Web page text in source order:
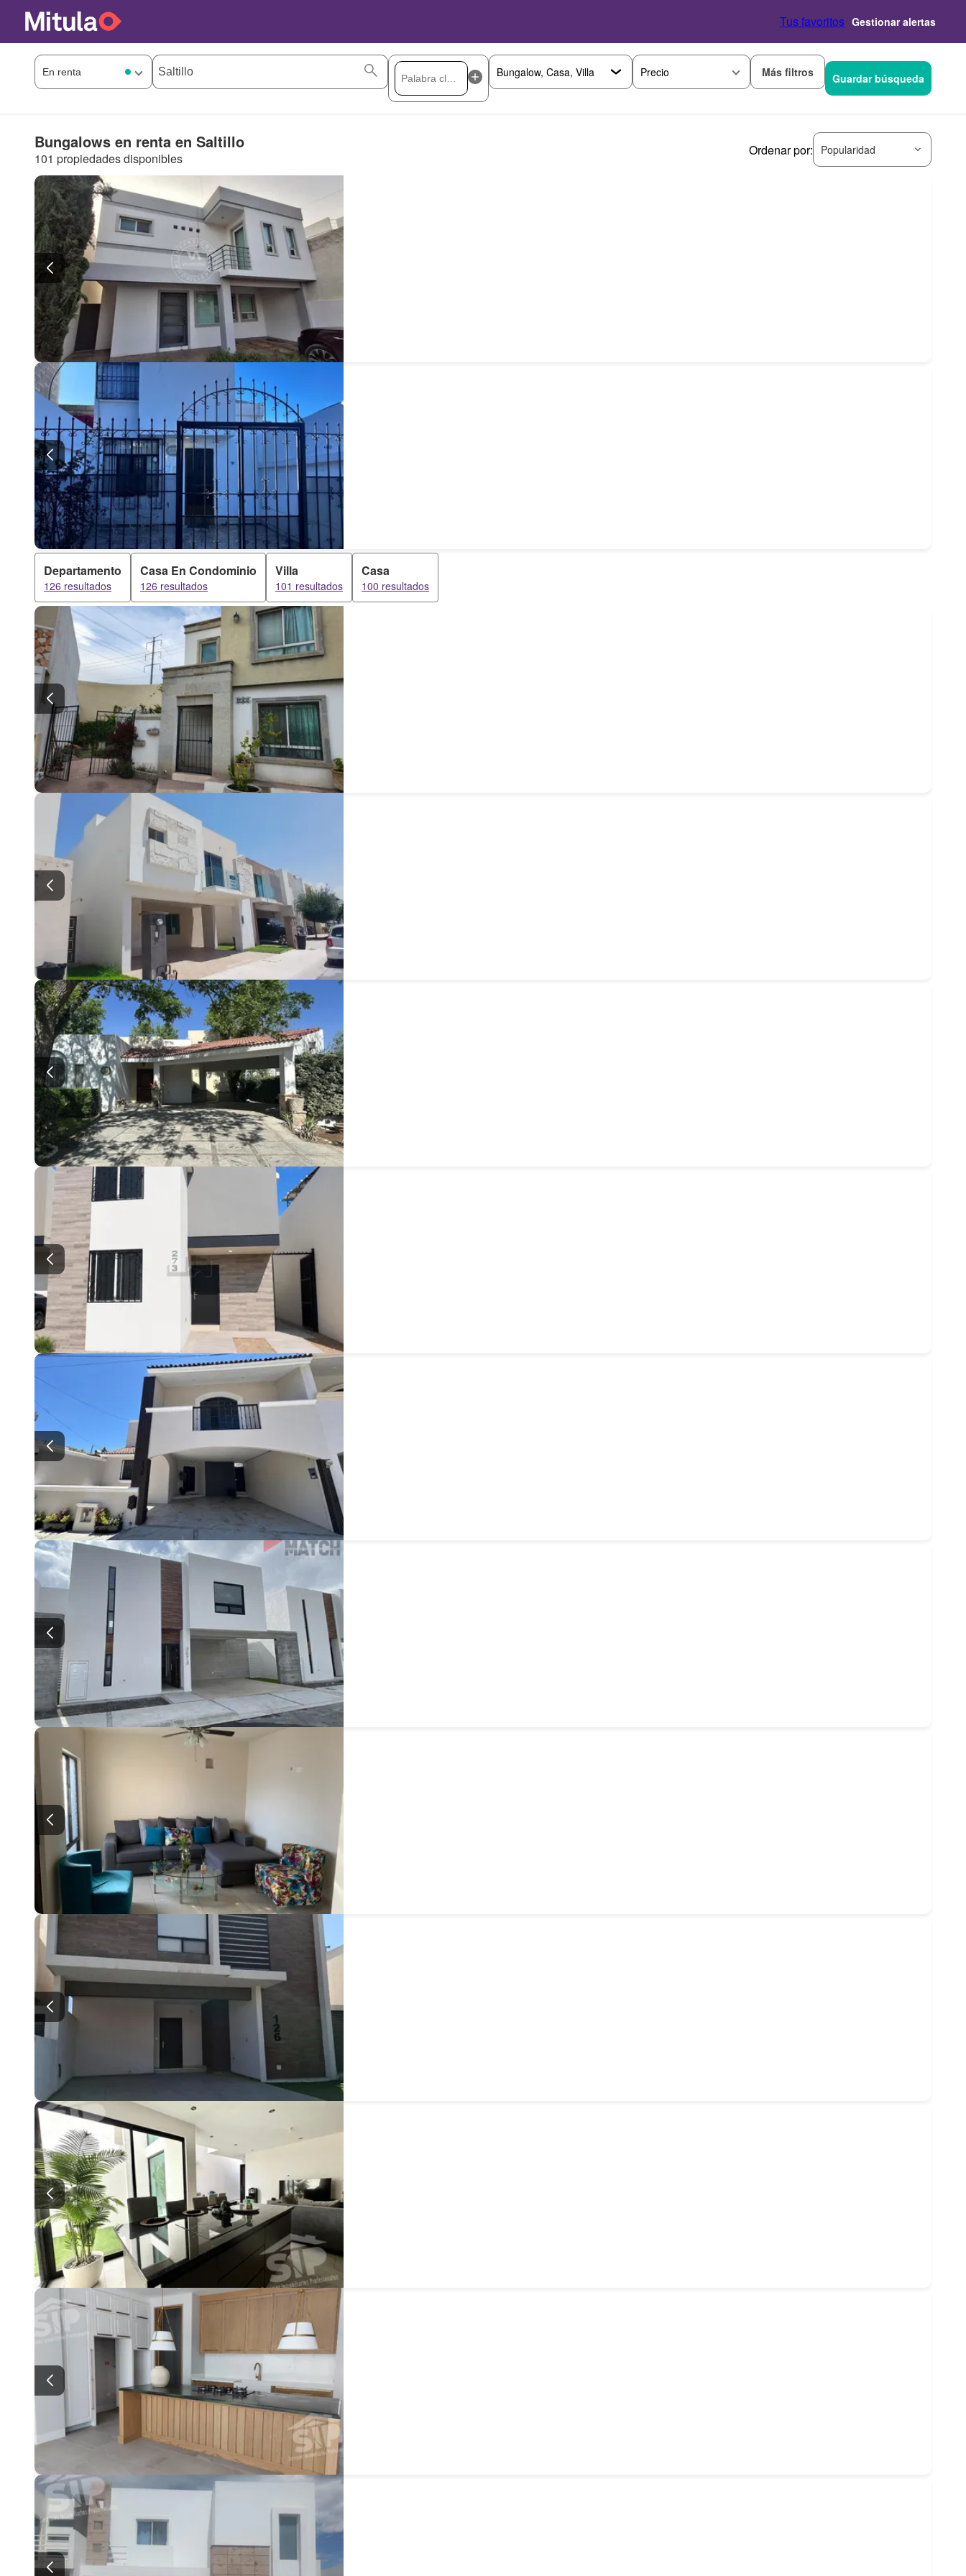
Tus favoritos Gestionar alertas
Precio Más filtros Guardar búsqueda
Bungalows en renta en Saltillo
101 propiedades disponibles
Ordenar por: Popularidad
Departamento
126 resultados
Casa En Condominio
126 resultados
Villa
101 resultados
Casa
100 resultados